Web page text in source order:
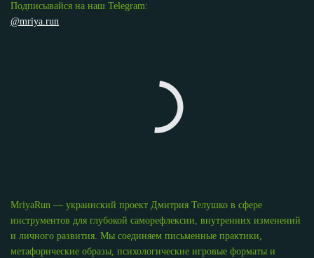
Подписывайся на наш Telegram:
@mriya.run
MriyaRun — украинский проект Дмитрия Телушко в сфере
инструментов для глубокой саморефлексии, внутренних изменений
и личного развития. Мы соединяем письменные практики,
метафорические образы, психологические игровые форматы и